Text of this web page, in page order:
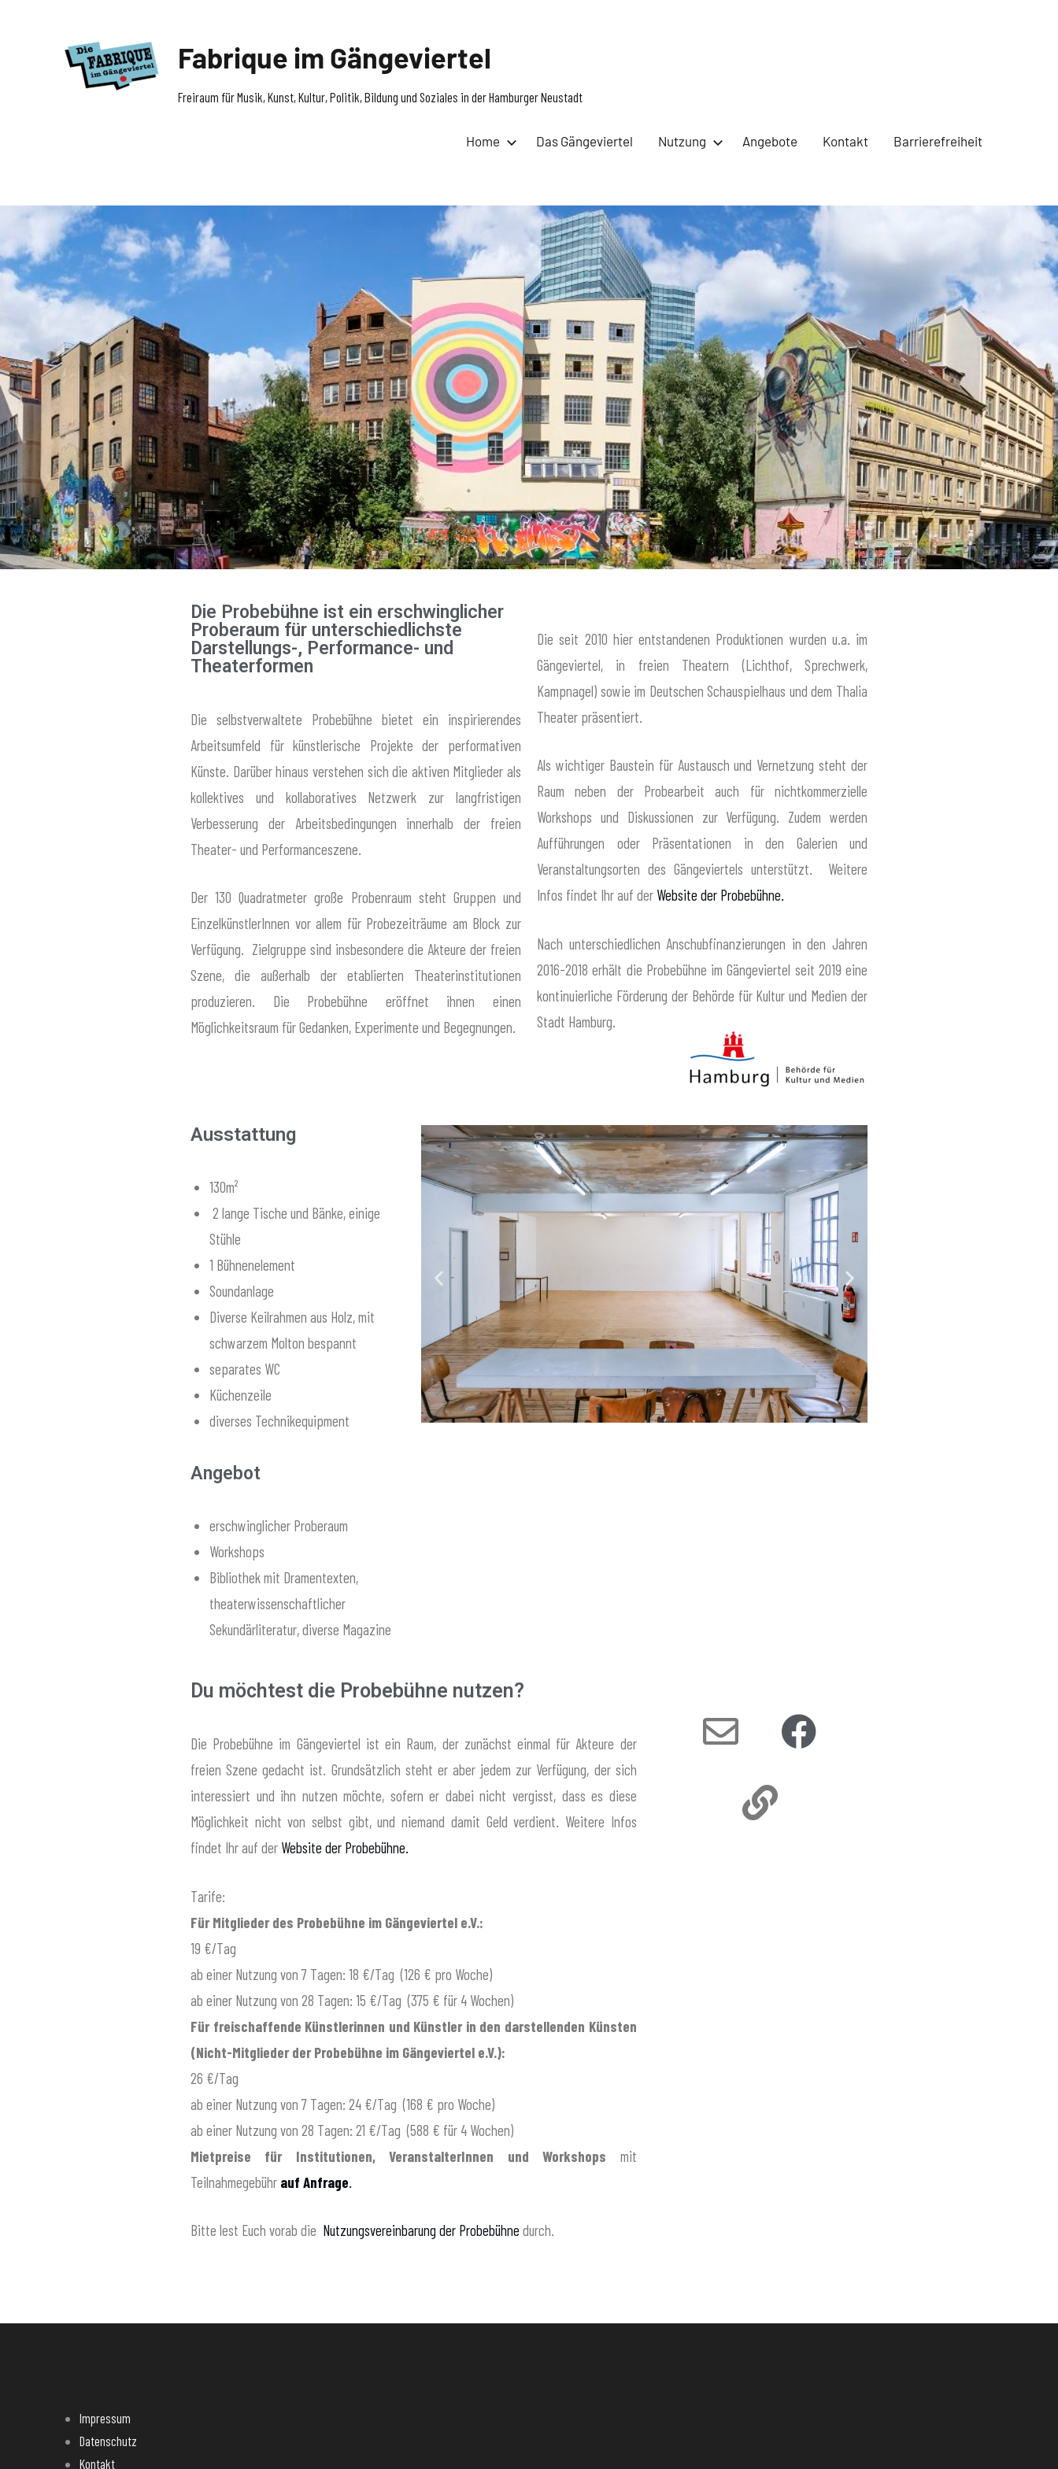
Fabrique im Gängeviertel
Freiraum für Musik, Kunst, Kultur, Politik, Bildung und Soziales in der Hamburger Neustadt
Home Das Gängeviertel Nutzung Angebote Kontakt Barrierefreiheit
Die Probebühne ist ein erschwinglicher
Proberaum für unterschiedlichste
Darstellungs-, Performance- und
Theaterformen
Die selbstverwaltete Probebühne bietet ein inspirierendes
Arbeitsumfeld für künstlerische Projekte der performativen
Künste. Darüber hinaus verstehen sich die aktiven Mitglieder als
kollektives und kollaboratives Netzwerk zur langfristigen
Verbesserung der Arbeitsbedingungen innerhalb der freien
Theater- und Performanceszene.
Der 130 Quadratmeter große Probenraum steht Gruppen und
EinzelkünstlerInnen vor allem für Probezeiträume am Block zur
Verfügung. Zielgruppe sind insbesondere die Akteure der freien
Szene, die außerhalb der etablierten Theaterinstitutionen
produzieren. Die Probebühne eröffnet ihnen einen
Möglichkeitsraum für Gedanken, Experimente und Begegnungen.
Die seit 2010 hier entstandenen Produktionen wurden u.a. im
Gängeviertel, in freien Theatern (Lichthof, Sprechwerk,
Kampnagel) sowie im Deutschen Schauspielhaus und dem Thalia
Theater präsentiert.
Als wichtiger Baustein für Austausch und Vernetzung steht der
Raum neben der Probearbeit auch für nichtkommerzielle
Workshops und Diskussionen zur Verfügung. Zudem werden
Aufführungen oder Präsentationen in den Galerien und
Veranstaltungsorten des Gängeviertels unterstützt. Weitere
Infos findet Ihr auf der Website der Probebühne.
Nach unterschiedlichen Anschubfinanzierungen in den Jahren
2016-2018 erhält die Probebühne im Gängeviertel seit 2019 eine
kontinuierliche Förderung der Behörde für Kultur und Medien der
Stadt Hamburg.
Ausstattung
130m²
2 lange Tische und Bänke, einige
Stühle
1 Bühnenelement
Soundanlage
Diverse Keilrahmen aus Holz, mit
schwarzem Molton bespannt
separates WC
Küchenzeile
diverses Technikequipment
Angebot
erschwinglicher Proberaum
Workshops
Bibliothek mit Dramentexten,
theaterwissenschaftlicher
Sekundärliteratur, diverse Magazine
Du möchtest die Probebühne nutzen?
Die Probebühne im Gängeviertel ist ein Raum, der zunächst einmal für Akteure der
freien Szene gedacht ist. Grundsätzlich steht er aber jedem zur Verfügung, der sich
interessiert und ihn nutzen möchte, sofern er dabei nicht vergisst, dass es diese
Möglichkeit nicht von selbst gibt, und niemand damit Geld verdient. Weitere Infos
findet Ihr auf der Website der Probebühne.
Tarife:
Für Mitglieder des Probebühne im Gängeviertel e.V.:
19 €/Tag
ab einer Nutzung von 7 Tagen: 18 €/Tag (126 € pro Woche)
ab einer Nutzung von 28 Tagen: 15 €/Tag (375 € für 4 Wochen)
Für freischaffende Künstlerinnen und Künstler in den darstellenden Künsten
(Nicht-Mitglieder der Probebühne im Gängeviertel e.V.):
26 €/Tag
ab einer Nutzung von 7 Tagen: 24 €/Tag (168 € pro Woche)
ab einer Nutzung von 28 Tagen: 21 €/Tag (588 € für 4 Wochen)
Mietpreise für Institutionen, VeranstalterInnen und Workshops mit
Teilnahmegebühr auf Anfrage.
Bitte lest Euch vorab die Nutzungsvereinbarung der Probebühne durch.
Impressum
Datenschutz
Kontakt